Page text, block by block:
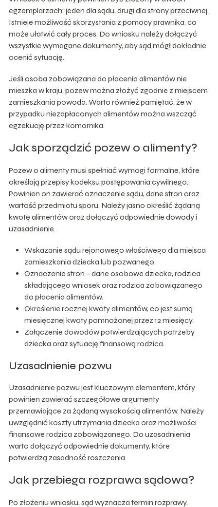
egzemplarzach: jeden dla sądu, drugi dla strony przeciwnej.
Istnieje możliwość skorzystania z pomocy prawnika, co
może ułatwić cały proces. Do wniosku należy dołączyć
wszystkie wymagane dokumenty, aby sąd mógł dokładnie
ocenić sytuację.
Jeśli osoba zobowiązana do płacenia alimentów nie
mieszka w kraju, pozew można złożyć zgodnie z miejscem
zamieszkania powoda. Warto również pamiętać, że w
przypadku niezapłaconych alimentów można wszcząć
egzekucję przez komornika.
Jak sporządzić pozew o alimenty?
Pozew o alimenty musi spełniać wymogi formalne, które
określają przepisy kodeksu postępowania cywilnego.
Powinien on zawierać oznaczenie sądu, dane stron oraz
wartość przedmiotu sporu. Należy jasno określić żądaną
kwotę alimentów oraz dołączyć odpowiednie dowody i
uzasadnienie.
Wskazanie sądu rejonowego właściwego dla miejsca
zamieszkania dziecka lub pozwanego.
Oznaczenie stron – dane osobowe dziecka, rodzica
składającego wniosek oraz rodzica zobowiązanego
do płacenia alimentów.
Określenie rocznej kwoty alimentów, co jest sumą
miesięcznej kwoty pomnożonej przez 12 miesięcy.
Załączenie dowodów potwierdzających potrzeby
dziecka oraz sytuację finansową rodzica.
Uzasadnienie pozwu
Uzasadnienie pozwu jest kluczowym elementem, który
powinien zawierać szczegółowe argumenty
przemawiające za żądaną wysokością alimentów. Należy
uwzględnić koszty utrzymania dziecka oraz możliwości
finansowe rodzica zobowiązanego. Do uzasadnienia
warto dołączyć odpowiednie dokumenty, które
potwierdzą zasadność roszczenia.
Jak przebiega rozprawa sądowa?
Po złożeniu wniosku, sąd wyznacza termin rozprawy,